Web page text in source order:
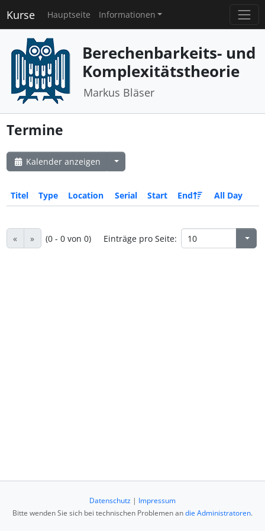
Kurse Hauptseite Informationen
Berechenbarkeits- und
Komplexitätstheorie
Markus Bläser
Termine
Kalender anzeigen
Titel Type Location Serial Start End All Day
« » (0 - 0 von 0) Einträge pro Seite:
Datenschutz | Impressum
Bitte wenden Sie sich bei technischen Problemen andie Administratoren.